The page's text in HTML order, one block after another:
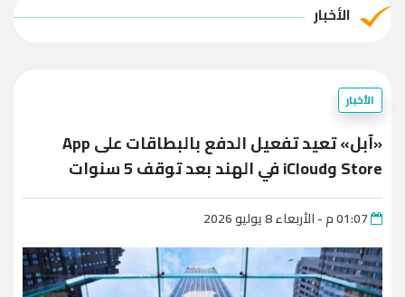
الأخبار
الأخبار
«آبل» تعيد تفعيل الدفع بالبطاقات على App
Store وiCloud في الهند بعد توقف 5 سنوات